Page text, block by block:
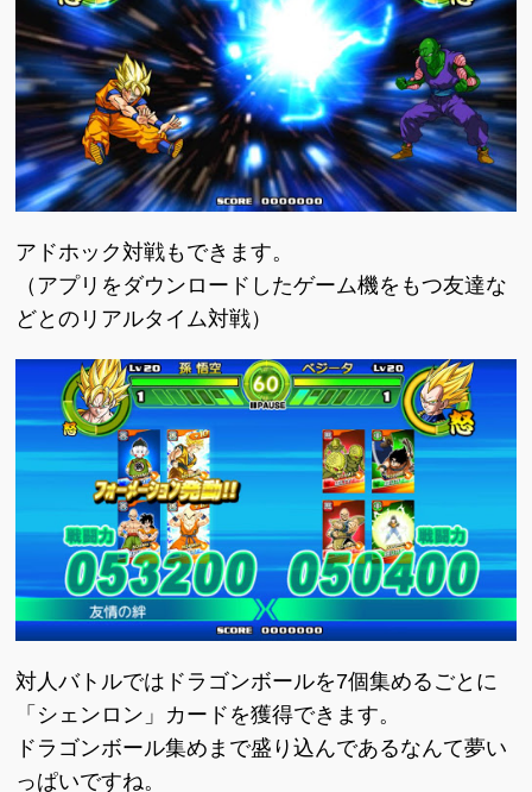
アドホック対戦もできます。
（アプリをダウンロードしたゲーム機をもつ友達な
どとのリアルタイム対戦）
対人バトルではドラゴンボールを7個集めるごとに
「シェンロン」カードを獲得できます。
ドラゴンボール集めまで盛り込んであるなんて夢い
っぱいですね。